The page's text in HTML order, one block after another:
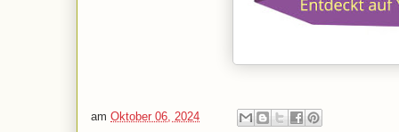
am Oktober 06, 2024